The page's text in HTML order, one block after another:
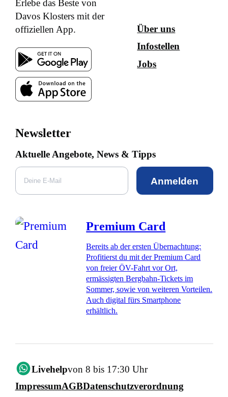
Erlebe das Beste von
Davos Klosters mit der
offiziellen App.
Über uns
Infostellen
Jobs
Newsletter
Aktuelle Angebote, News & Tipps
Anmelden
Premium Card
Bereits ab der ersten Übernachtung:
Profitierst du mit der Premium Card
von freier ÖV-Fahrt vor Ort,
ermässigten Bergbahn-Tickets im
Sommer, sowie von weiteren Vorteilen.
Auch digital fürs Smartphone
erhältlich.
Livehelpvon 8 bis 17:30 Uhr
ImpressumAGBDatenschutzverordnung